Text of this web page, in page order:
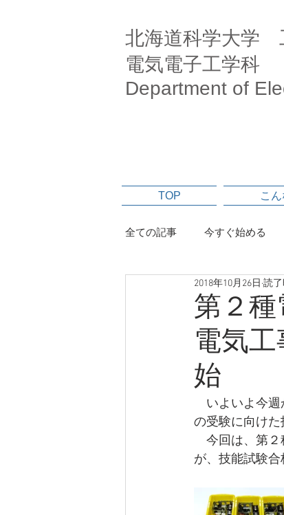
北海道科学大学
電気電子工学科
Department of
TOP こ
全ての記事 今すぐ始める
第２
電気
始
2018年10月26日 読
いよいよ今週
の受験に向けた
今回は、第２
が、技能試験合